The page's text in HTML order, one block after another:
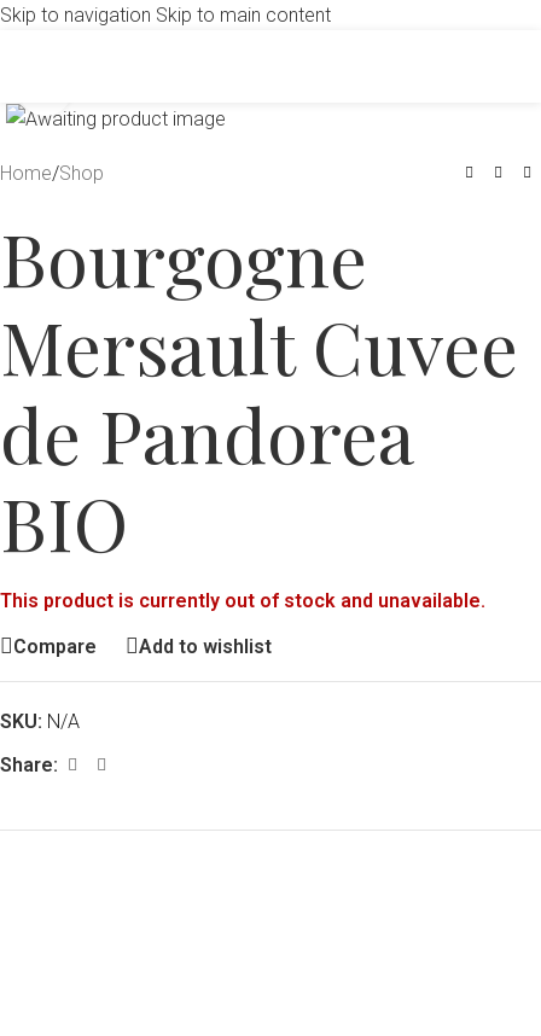
Skip to navigation Skip to main content
Home/Shop
Bourgogne
Mersault Cuvee
de Pandorea
BIO
This product is currently out of stock and unavailable.
Compare
Add to wishlist
SKU: N/A
Share: